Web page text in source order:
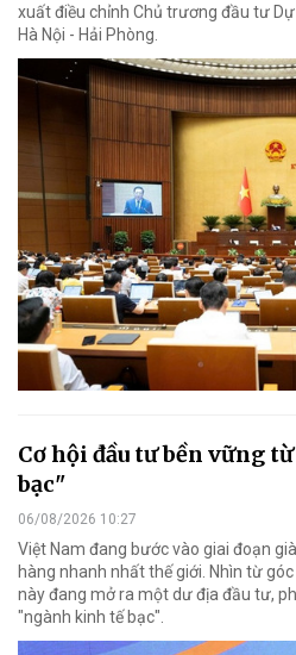
xuất điều chỉnh Chủ trương đầu tư
Hà Nội - Hải Phòng.
Cơ hội đầu tư bền vững
bạc"
06/08/2026 10:27
Việt Nam đang bước vào giai đoạn
hàng nhanh nhất thế giới. Nhìn từ
này đang mở ra một dư địa đầu tư,
"ngành kinh tế bạc".